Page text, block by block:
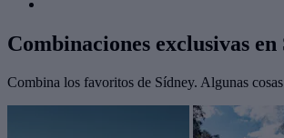
Combinaciones exclusivas en
Combina los favoritos de Sídney. Algunas